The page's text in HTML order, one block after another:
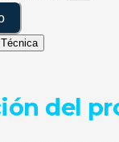
del